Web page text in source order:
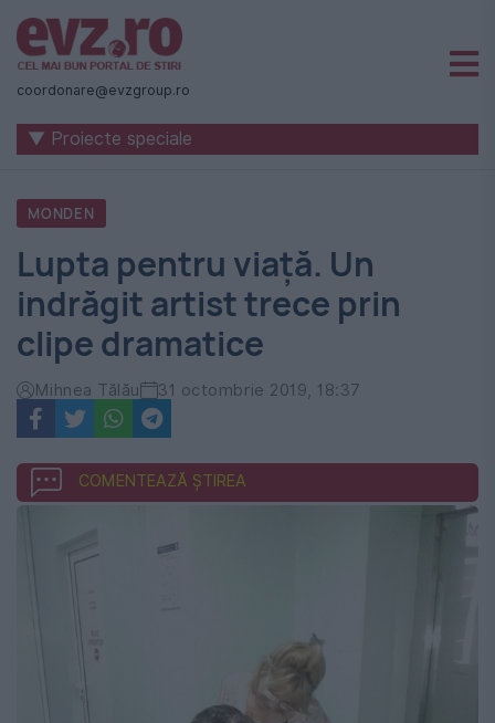
Știri
naționale
internaționale
România
-
Evenimentul
Zilei
coordonare@evzgroup.ro
▼ Proiecte speciale
MONDEN
Lupta pentru viață. Un
indrăgit artist trece prin
clipe dramatice
Mihnea Tălău 31 octombrie 2019, 18:37
COMENTEAZĂ ȘTIREA